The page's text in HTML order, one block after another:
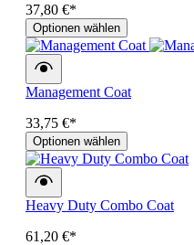
37,80 €*
Optionen wählen
Management Coat
33,75 €*
Optionen wählen
Heavy Duty Combo Coat
61,20 €*